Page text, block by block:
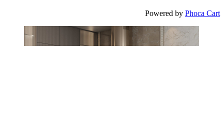
Powered by Phoca Cart